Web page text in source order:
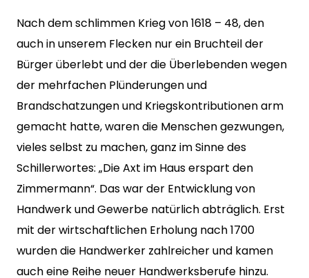
Nach dem schlimmen Krieg von 1618 – 48, den
auch in unserem Flecken nur ein Bruchteil der
Bürger überlebt und der die Überlebenden wegen
der mehrfachen Plünderungen und
Brandschatzungen und Kriegskontributionen arm
gemacht hatte, waren die Menschen gezwungen,
vieles selbst zu machen, ganz im Sinne des
Schillerwortes: „Die Axt im Haus erspart den
Zimmermann“. Das war der Entwicklung von
Handwerk und Gewerbe natürlich abträglich. Erst
mit der wirtschaftlichen Erholung nach 1700
wurden die Handwerker zahlreicher und kamen
auch eine Reihe neuer Handwerksberufe hinzu.